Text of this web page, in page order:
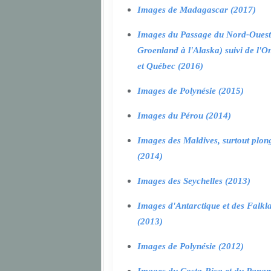
Images de Madagascar (2017)
Images du Passage du Nord-
Groenland à l'Alaska) suivi de
et Québec (2016)
Images de Polynésie (2015)
Images du Pérou (2014)
Images des Maldives, surtout
(2014)
Images des Seychelles (2013)
Images d'Antarctique et des
(2013)
Images de Polynésie (2012)